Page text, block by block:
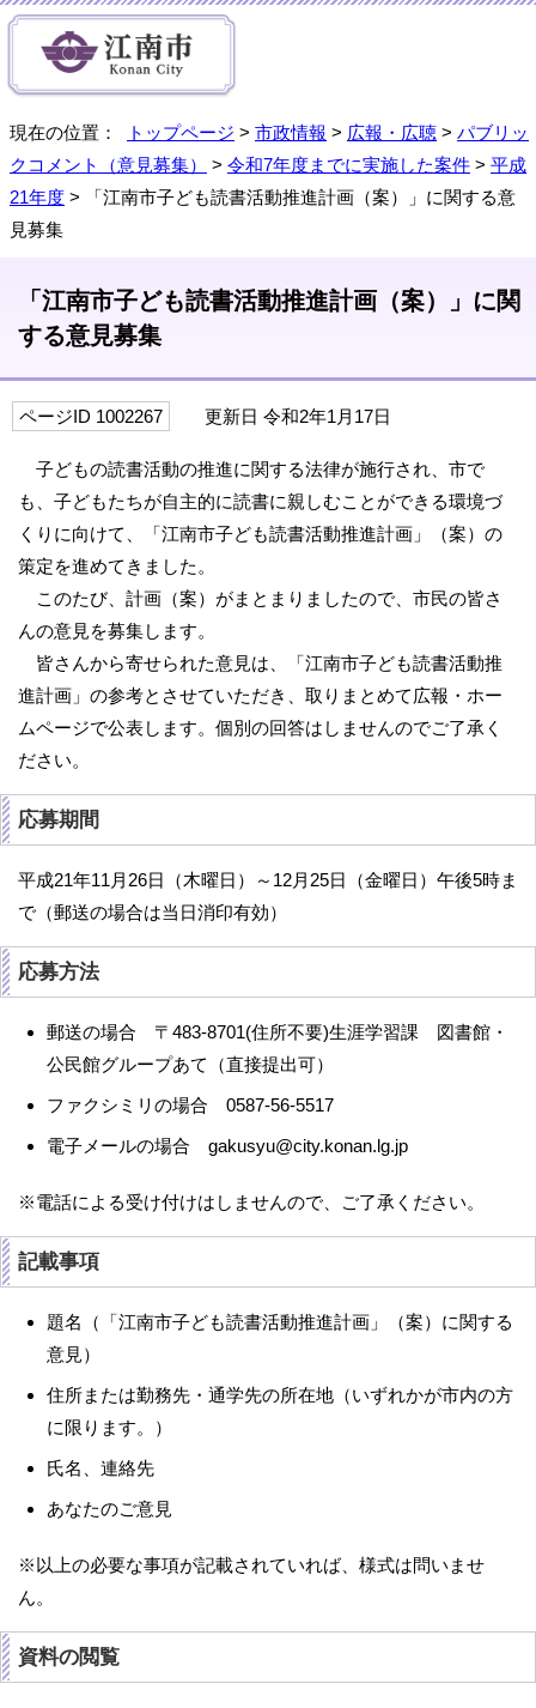
現在の位置： トップページ > 市政情報 > 広報・広聴 > パブリッ
クコメント（意見募集）
> 令和7年度までに実施した案件 > 平成
21年度 > 「江南市子ども読書活動推進計画（案）」に関する意
見募集
「江南市子ども読書活動推進計画（案）」に関
する意見募集
ページID 1002267 更新日 令和2年1月17日
子どもの読書活動の推進に関する法律が施行され、市で
も、子どもたちが自主的に読書に親しむことができる環境づ
くりに向けて、「江南市子ども読書活動推進計画」（案）の
策定を進めてきました。
このたび、計画（案）がまとまりましたので、市民の皆さ
んの意見を募集します。
皆さんから寄せられた意見は、「江南市子ども読書活動推
進計画」の参考とさせていただき、取りまとめて広報・ホー
ムページで公表します。個別の回答はしませんのでご了承く
ださい。
応募期間
平成21年11月26日（木曜日）～12月25日（金曜日）午後5時ま
で（郵送の場合は当日消印有効）
応募方法
郵送の場合 〒483-8701(住所不要)生涯学習課 図書館・
公民館グループあて（直接提出可）
ファクシミリの場合 0587-56-5517
電子メールの場合 gakusyu@city.konan.lg.jp
※電話による受け付けはしませんので、ご了承ください。
記載事項
題名（「江南市子ども読書活動推進計画」（案）に関する
意見）
住所または勤務先・通学先の所在地（いずれかが市内の方
に限ります。）
氏名、連絡先
あなたのご意見
※以上の必要な事項が記載されていれば、様式は問いませ
ん。
資料の閲覧